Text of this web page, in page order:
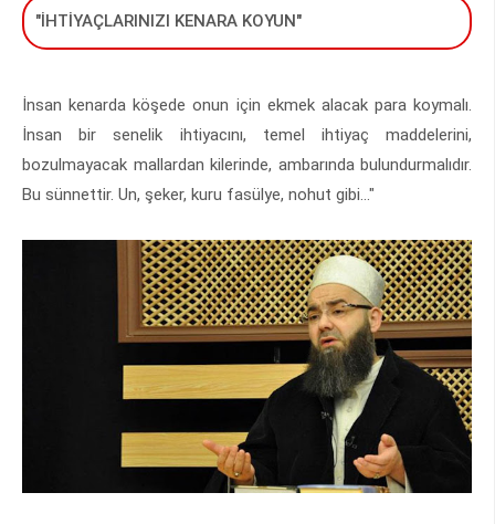
"İHTİYAÇLARINIZI KENARA KOYUN"
İnsan kenarda köşede onun için ekmek alacak para koymalı.
İnsan bir senelik ihtiyacını, temel ihtiyaç maddelerini,
bozulmayacak mallardan kilerinde, ambarında bulundurmalıdır.
Bu sünnettir. Un, şeker, kuru fasülye, nohut gibi..."